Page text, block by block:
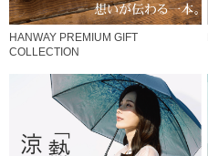
HANWAY PREMIUM GIFT
COLLECTION